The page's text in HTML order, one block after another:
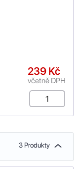
239 Kč
včetně DPH
3 Produkty